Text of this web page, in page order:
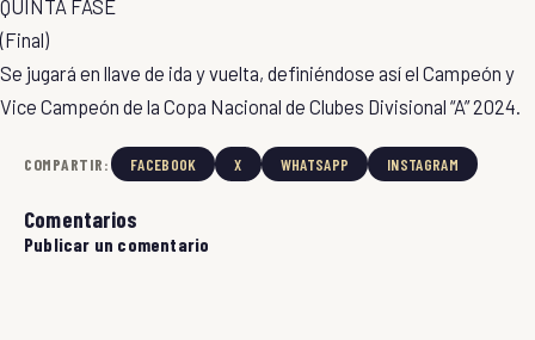
QUINTA FASE
(Final)
Se jugará en llave de ida y vuelta, definiéndose así el Campeón y
Vice Campeón de la Copa Nacional de Clubes Divisional “A” 2024.
COMPARTIR: FACEBOOK X WHATSAPP INSTAGRAM
Comentarios
Publicar un comentario